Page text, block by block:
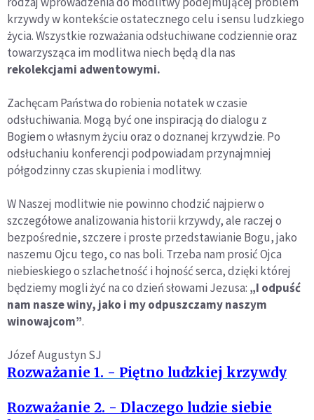
krzywdy w kontekście ostatecznego celu i sensu ludzkiego
życia. Wszystkie rozważania odsłuchiwane codziennie oraz
towarzysząca im modlitwa niech będą dla nas
rekolekcjami adwentowymi.
Zachęcam Państwa do robienia notatek w czasie
odsłuchiwania. Mogą być one inspiracją do dialogu z
Bogiem o własnym życiu oraz o doznanej krzywdzie. Po
odsłuchaniu konferencji podpowiadam przynajmniej
półgodzinny czas skupienia i modlitwy.
W Naszej modlitwie nie powinno chodzić najpierw o
szczegółowe analizowania historii krzywdy, ale raczej o
bezpośrednie, szczere i proste przedstawianie Bogu, jako
naszemu Ojcu tego, co nas boli. Trzeba nam prosić Ojca
niebieskiego o szlachetność i hojność serca, dzięki której
będziemy mogli żyć na co dzień słowami Jezusa: „I odpuść
nam nasze winy, jako i my odpuszczamy naszym
winowajcom”.
Józef Augustyn SJ
Rozważanie 1. - Piętno ludzkiej krzywdy
Rozważanie 2. - Dlaczego ludzie siebie